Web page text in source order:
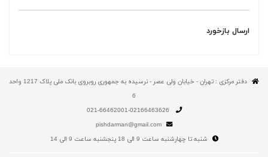
ارسال بازخورد
دفتر مرکزی : تهران - خیابان ولی عصر - نرسیده به جمهوری روبروی بانک ملی پلاک 1217 واحد
6
pishdarman@gmail.com
شنبه تا چهارشنبه ساعت 9 الی 18 پنجشنبه ساعت 9 الی 14